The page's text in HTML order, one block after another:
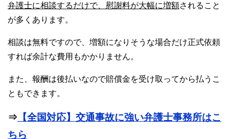
弁護士に相談するだけで、慰謝料が大幅に増額されること
が多くあります。
相談は無料ですので、増額になりそうな場合だけ正式依頼
すれば余計な費用もかかりません。
また、報酬は後払いなので賠償金を受け取ってから払うこ
ともできます。
⇒ 【全国対応】交通事故に強い弁護士事務所はこ
ちら